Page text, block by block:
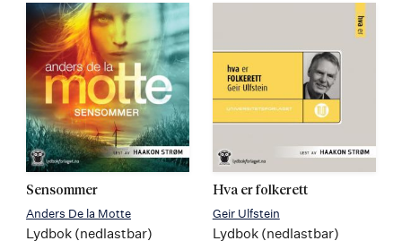
Sensommer
Anders De la Motte
Lydbok (nedlastbar)
Hva er folkerett
Geir Ulfstein
Lydbok (nedlastbar)